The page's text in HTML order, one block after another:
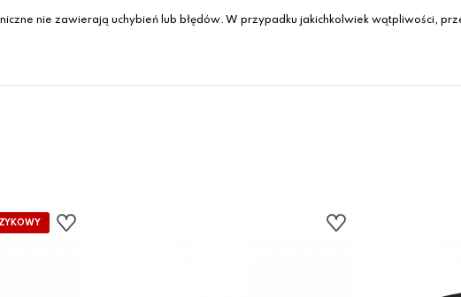
nie zawierają uchybień lub błędów. W przypadku jakichkolwiek wątpliwości,